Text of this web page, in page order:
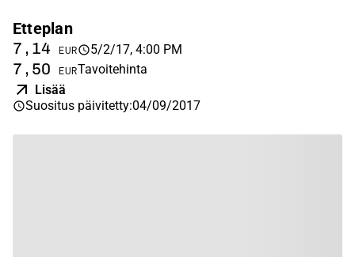
Etteplan
7,14 EUR 5/2/17, 4:00 PM
7,50 EURTavoitehinta
Lisää
Suositus päivitetty:04/09/2017